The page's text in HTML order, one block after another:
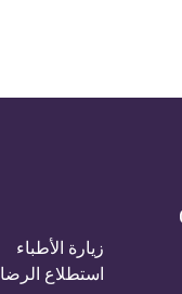
زيارة الأطباء
استطلاع الرضا